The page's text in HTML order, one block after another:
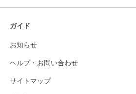
ガイド
お知らせ
ヘルプ・お問い合わせ
サイトマップ